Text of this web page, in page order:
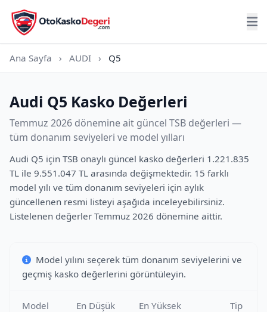
Ana Sayfa › AUDI › Q5
Audi Q5 Kasko Değerleri
Temmuz 2026 dönemine ait güncel TSB değerleri —
tüm donanım seviyeleri ve model yılları
Audi Q5 için TSB onaylı güncel kasko değerleri 1.221.835
TL ile 9.551.047 TL arasında değişmektedir. 15 farklı
model yılı ve tüm donanım seviyeleri için aylık
güncellenen resmi listeyi aşağıda inceleyebilirsiniz.
Listelenen değerler Temmuz 2026 dönemine aittir.
Model yılını seçerek tüm donanım seviyelerini ve
geçmiş kasko değerlerini görüntüleyin.
Model
En Düşük
En Yüksek
Tip